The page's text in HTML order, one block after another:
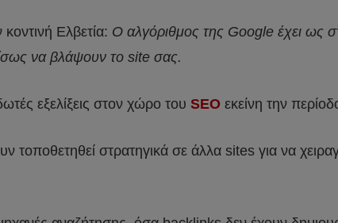
Ελβετία: Ο αλγόριθμος της Google έχει ως
να βλάψουν το site σας.
εξελίξεις στον χώρο του SEO εκείνη την
τοποθετηθεί στρατηγικά σε άλλα sites για να